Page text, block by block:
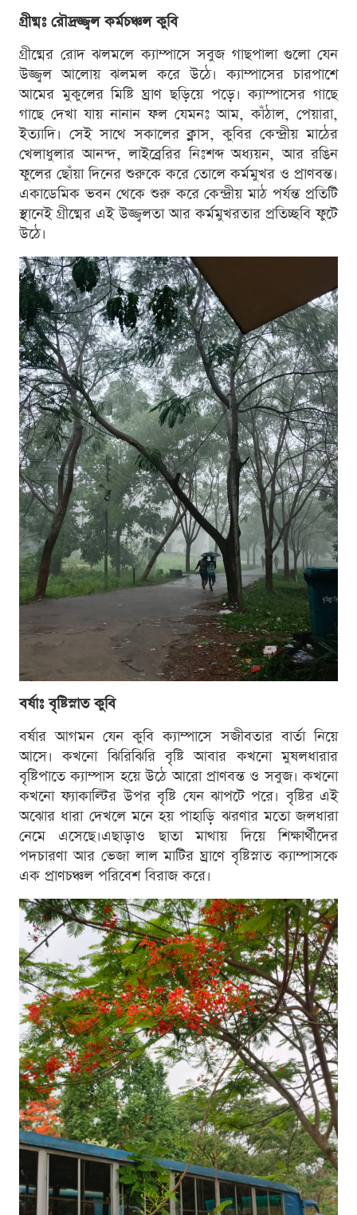
গ্রীষ্মঃ রৌদ্রজ্জ্বল কর্মচঞ্চল কুবি
গ্রীষ্মের রোদ ঝলমলে ক্যাম্পাসে সবুজ গাছপালা গুলো যেন
উজ্জ্বল আলোয় ঝলমল করে উঠে। ক্যাম্পাসের চারপাশে
আমের মুকুলের মিষ্টি ঘ্রাণ ছড়িয়ে পড়ে। ক্যাম্পাসের গাছে
গাছে দেখা যায় নানান ফল যেমনঃ আম, কাঁঠাল, পেয়ারা,
ইত্যাদি। সেই সাথে সকালের ক্লাস, কুবির কেন্দ্রীয় মাঠের
খেলাধুলার আনন্দ, লাইব্রেরির নিঃশব্দ অধ্যয়ন, আর রঙিন
ফুলের ছোঁয়া দিনের শুরুকে করে তোলে কর্মমুখর ও প্রাণবন্ত।
একাডেমিক ভবন থেকে শুরু করে কেন্দ্রীয় মাঠ পর্যন্ত প্রতিটি
স্থানেই গ্রীষ্মের এই উজ্জ্বলতা আর কর্মমুখরতার প্রতিচ্ছবি ফুটে
উঠে।
বর্ষাঃ বৃষ্টিস্নাত কুবি
বর্ষার আগমন যেন কুবি ক্যাম্পাসে সজীবতার বার্তা নিয়ে
আসে। কখনো ঝিরিঝিরি বৃষ্টি আবার কখনো মুষলধারার
বৃষ্টিপাতে ক্যাম্পাস হয়ে উঠে আরো প্রাণবন্ত ও সবুজ। কখনো
কখনো ফ্যাকাল্টির উপর বৃষ্টি যেন ঝাপটে পরে। বৃষ্টির এই
অঝোর ধারা দেখলে মনে হয় পাহাড়ি ঝরণার মতো জলধারা
নেমে এসেছে।এছাড়াও ছাতা মাথায় দিয়ে শিক্ষার্থীদের
পদচারণা আর ভেজা লাল মাটির ঘ্রাণে বৃষ্টিস্নাত ক্যাম্পাসকে
এক প্রাণচঞ্চল পরিবেশ বিরাজ করে।